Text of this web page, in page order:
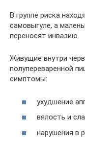
В группе риска
самовыгуле, а
переносят инвазию.
Живущие внутри
полупереваренной
симптомы:
ухудшение
вялость и
нарушения в